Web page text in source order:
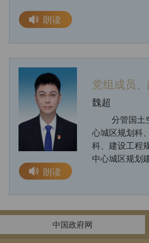
朗读
党组成员、
魏超
分管国土
心城区规划科
科、建设工程
中心城区规划
朗读
中国政府网